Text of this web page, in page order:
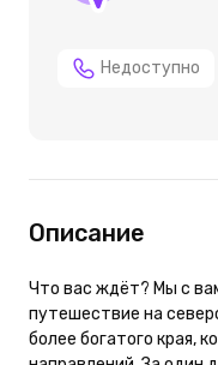
Недоступно
Описание
Что вас ждёт? Мы с
путешествие на
более богатого края,